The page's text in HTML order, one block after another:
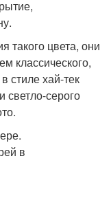
такого цвета, они
классического,
стиле хай-тек
светло-серого